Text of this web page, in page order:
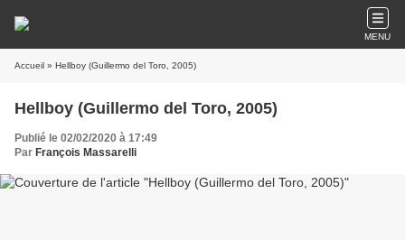
MENU
Accueil » Hellboy (Guillermo del Toro, 2005)
Hellboy (Guillermo del Toro, 2005)
Publié le 02/02/2020 à 17:49
Par François Massarelli